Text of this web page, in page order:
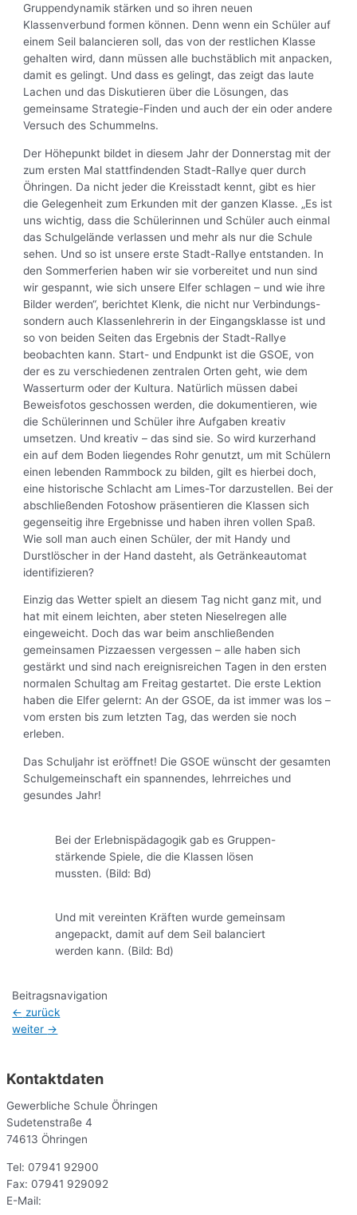
Gruppendynamik stärken und so ihren neuen
Klassenverbund formen können. Denn wenn ein Schüler auf
einem Seil balancieren soll, das von der restlichen Klasse
gehalten wird, dann müssen alle buchstäblich mit anpacken,
damit es gelingt. Und dass es gelingt, das zeigt das laute
Lachen und das Diskutieren über die Lösungen, das
gemeinsame Strategie-Finden und auch der ein oder andere
Versuch des Schummelns.
Der Höhepunkt bildet in diesem Jahr der Donnerstag mit der
zum ersten Mal stattfindenden Stadt-Rallye quer durch
Öhringen. Da nicht jeder die Kreisstadt kennt, gibt es hier
die Gelegenheit zum Erkunden mit der ganzen Klasse. „Es ist
uns wichtig, dass die Schülerinnen und Schüler auch einmal
das Schulgelände verlassen und mehr als nur die Schule
sehen. Und so ist unsere erste Stadt-Rallye entstanden. In
den Sommerferien haben wir sie vorbereitet und nun sind
wir gespannt, wie sich unsere Elfer schlagen – und wie ihre
Bilder werden“, berichtet Klenk, die nicht nur Verbindungs-
sondern auch Klassenlehrerin in der Eingangsklasse ist und
so von beiden Seiten das Ergebnis der Stadt-Rallye
beobachten kann. Start- und Endpunkt ist die GSOE, von
der es zu verschiedenen zentralen Orten geht, wie dem
Wasserturm oder der Kultura. Natürlich müssen dabei
Beweisfotos geschossen werden, die dokumentieren, wie
die Schülerinnen und Schüler ihre Aufgaben kreativ
umsetzen. Und kreativ – das sind sie. So wird kurzerhand
ein auf dem Boden liegendes Rohr genutzt, um mit Schülern
einen lebenden Rammbock zu bilden, gilt es hierbei doch,
eine historische Schlacht am Limes-Tor darzustellen. Bei der
abschließenden Fotoshow präsentieren die Klassen sich
gegenseitig ihre Ergebnisse und haben ihren vollen Spaß.
Wie soll man auch einen Schüler, der mit Handy und
Durstlöscher in der Hand dasteht, als Getränkeautomat
identifizieren?
Einzig das Wetter spielt an diesem Tag nicht ganz mit, und
hat mit einem leichten, aber steten Nieselregen alle
eingeweicht. Doch das war beim anschließenden
gemeinsamen Pizzaessen vergessen – alle haben sich
gestärkt und sind nach ereignisreichen Tagen in den ersten
normalen Schultag am Freitag gestartet. Die erste Lektion
haben die Elfer gelernt: An der GSOE, da ist immer was los –
vom ersten bis zum letzten Tag, das werden sie noch
erleben.
Das Schuljahr ist eröffnet! Die GSOE wünscht der gesamten
Schulgemeinschaft ein spannendes, lehrreiches und
gesundes Jahr!
Bei der Erlebnispädagogik gab es Gruppen-
stärkende Spiele, die die Klassen lösen
mussten. (Bild: Bd)
Und mit vereinten Kräften wurde gemeinsam
angepackt, damit auf dem Seil balanciert
werden kann. (Bild: Bd)
Beitragsnavigation
← zurück
weiter →
Kontaktdaten
Gewerbliche Schule Öhringen
Sudetenstraße 4
74613 Öhringen
Tel: 07941 92900
Fax: 07941 929092
E-Mail: